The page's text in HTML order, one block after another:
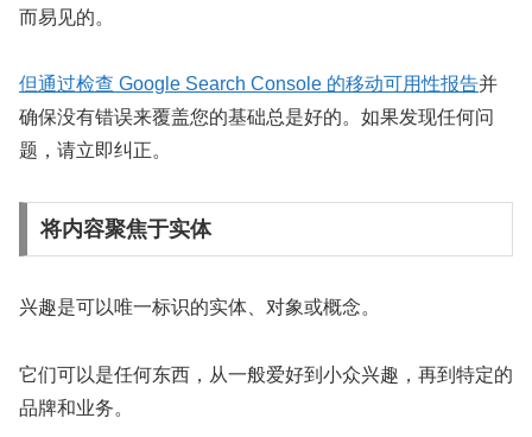
而易见的。
但通过检查 Google Search Console 的移动可用性报告并
确保没有错误来覆盖您的基础总是好的。如果发现任何问
题，请立即纠正。
将内容聚焦于实体
兴趣是可以唯一标识的实体、对象或概念。
它们可以是任何东西，从一般爱好到小众兴趣，再到特定的
品牌和业务。